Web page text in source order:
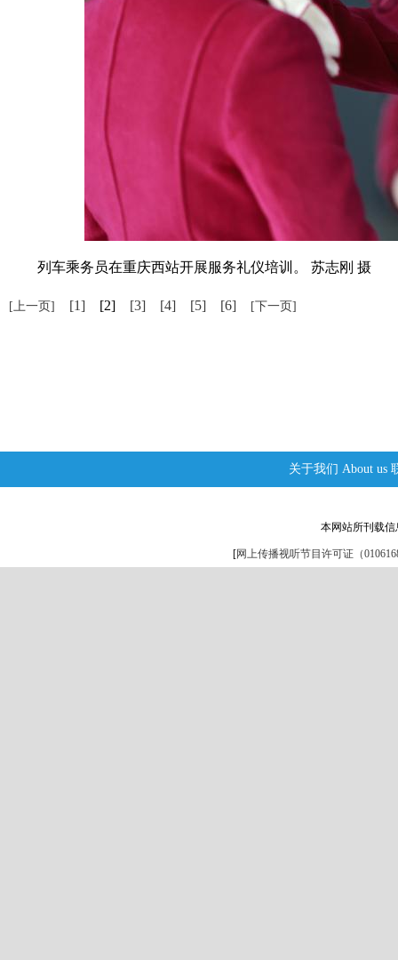
列车乘务员在重庆西站开展服务礼仪培训。 苏志刚 摄
[上一页] [1] [2] [3] [4] [5] [6] [下一页]
关于我们 About us
本网站所刊载
[网上传播视听节目许可证（